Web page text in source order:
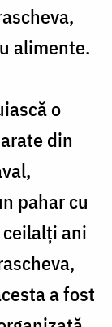
alimente.
o
din
pahar cu
ani
a fost